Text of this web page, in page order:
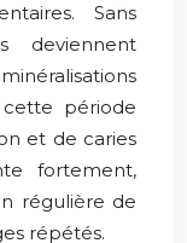
Sans
deviennent
cette période
et de caries
fortement,
régulière de
répétés.